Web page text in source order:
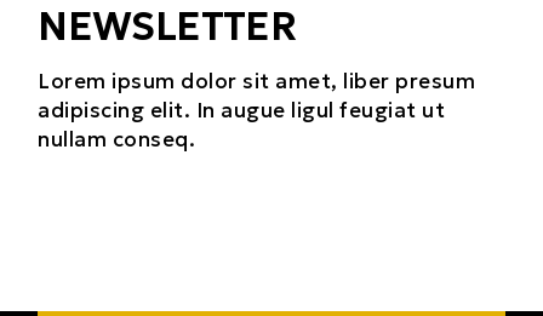
NEWSLETTER
Lorem ipsum dolor sit amet, liber presum
adipiscing elit. In augue ligul feugiat ut
nullam conseq.